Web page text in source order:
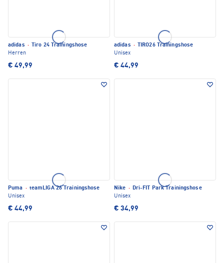
adidas ·
Tiro 24 Trainingshose
Herren
€ 49,99
adidas ·
TIRO26 Trainingshose
Unisex
€ 44,99
Puma · teamLIGA 26 Trainingshose
Unisex
€ 44,99
Nike · Dri-FIT Park Trainingshose
Unisex
€ 34,99